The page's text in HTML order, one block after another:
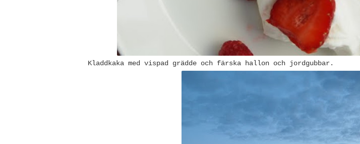
Kladdkaka med vispad grädde och färska hallon och jordgubbar.